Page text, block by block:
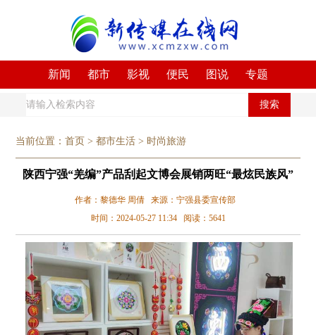
新闻 都市 影视 便民 图说 专题
搜索
当前位置：首页 >都市生活 > 时尚旅游
陕西宁强“羌编”产品刮起文博会展销两旺“最炫民族风”
作者：黎德华 周倩 来源：宁强县委宣传部
时间：2024-05-27 11:34 阅读：5641